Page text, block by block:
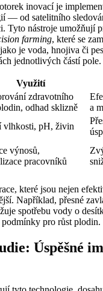
inovací je
— od satelitního
Tyto nástroje umožňují
farming, které se
je voda, hnojiva či
jednotlivých částí pole.
Využití
zdravotního
odhad sklizně
a
vlhkosti, pH, živin
výnosů,
pracovníků
které jsou nejen
Například, přesné
spotřebu vody o
pro růst plodin.
Úspěšné